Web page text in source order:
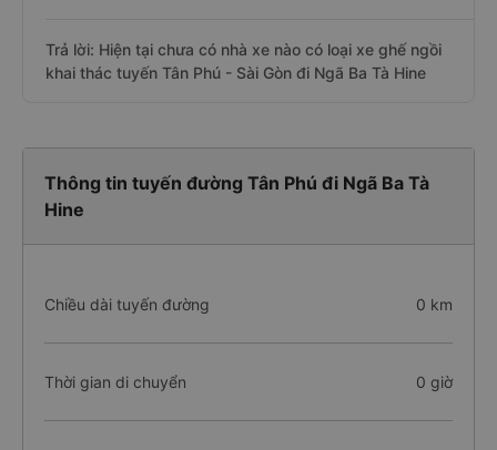
Trả lời: Hiện tại chưa có nhà xe nào có loại xe ghế ngồi
khai thác tuyến Tân Phú - Sài Gòn đi Ngã Ba Tà Hine
Thông tin tuyến đường Tân Phú đi Ngã Ba Tà
Hine
Chiều dài tuyến đường 0 km
Thời gian di chuyển 0 giờ